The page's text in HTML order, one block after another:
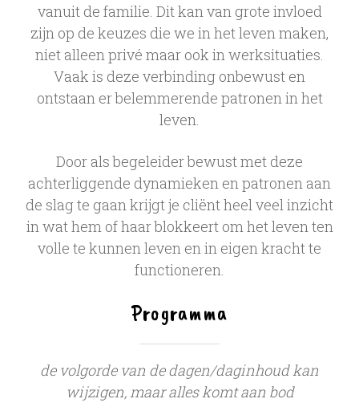
vanuit de familie. Dit kan van grote invloed
zijn op de keuzes die we in het leven maken,
niet alleen privé maar ook in werksituaties.
Vaak is deze verbinding onbewust en
ontstaan er belemmerende patronen in het
leven.
Door als begeleider bewust met deze
achterliggende dynamieken en patronen aan
de slag te gaan krijgt je cliënt heel veel inzicht
in wat hem of haar blokkeert om het leven ten
volle te kunnen leven en in eigen kracht te
functioneren.
Programma
de volgorde van de dagen/daginhoud kan
wijzigen, maar alles komt aan bod